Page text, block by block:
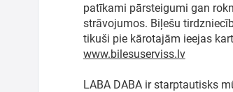
patīkami pārsteigumi gan
strāvojumos. Biļešu
tikuši pie kārotajām ieejas
www.bilesuserviss.lv
LABA DABA ir starptautisks